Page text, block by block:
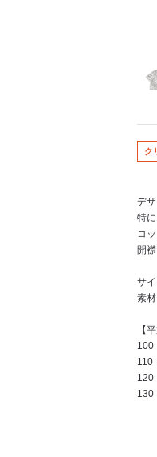
ク
デ
特
コ
開
サ
素
【
100
110
120
130